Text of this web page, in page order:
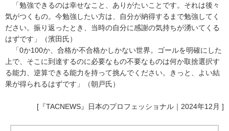
「勉強できるのは幸せなこと、ありがたいことです。それは後々
気がつくもの。今勉強したい方は、自分が納得するまで勉強してく
ださい。振り返ったとき、当時の自分に感謝の気持ちが湧いてくる
はずです」（濱田氏）
「0か100か、合格か不合格かしかない世界。ゴールを明確にした
上で、そこに到達するのに必要なもの不要なものは何か取捨選択す
る能力、逆算できる能力を持って挑んでください。きっと、よい結
果が得られるはずです」（朝戸氏）
[『TACNEWS』日本のプロフェッショナル｜2024年12月 ]